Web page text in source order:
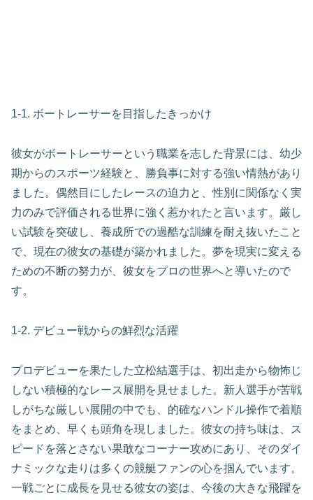
1-1. ボートレーサーを目指したきっかけ
彼女がボートレーサーという職業を志した背景には、幼少
期からのスポーツ経験と、勝負事に対する強い情熱があり
ました。偶然目にしたレースの迫力と、性別に関係なく実
力のみで評価される世界に強く惹かれたと言います。厳し
い試験を突破し、養成所での過酷な訓練を耐え抜いたこと
で、現在の彼女の基礎が築かれました。夢を現実に変える
ための不断の努力が、彼女をプロの世界へと導いたので
す。
1-2. デビュー戦からの鮮烈な活躍
プロデビューを果たした立松結選手は、初出走から物怖じ
しない積極的なレース展開を見せました。新人選手が苦戦
しがちな厳しい展開の中でも、的確なハンドル操作で着順
をまとめ、早くも頭角を現しました。彼女の持ち味は、ス
ピードを落とさない果敢なコーナー攻めにあり、そのダイ
ナミックな走りは多くの競艇ファンの心を掴んでいます。
一戦ごとに成長を見せる彼女の姿は、今後の大きな飛躍を